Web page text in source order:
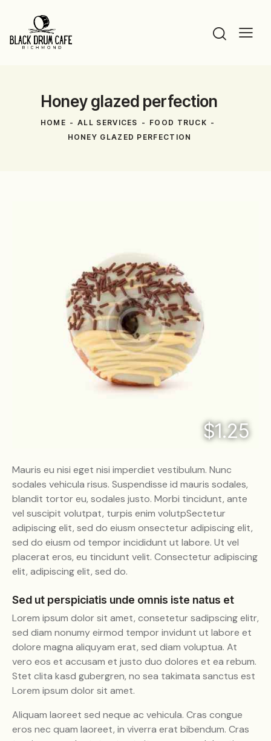
Honey glazed perfection
HOME ALL SERVICES
FOOD TRUCK
HONEY GLAZED PERFECTION
$1.25
Mauris eu nisi eget nisi imperdiet vestibulum. Nunc
sodales vehicula risus. Suspendisse id mauris sodales,
blandit tortor eu, sodales justo. Morbi tincidunt, ante
vel suscipit volutpat, turpis enim volutpSectetur
adipiscing elit, sed do eiusm onsectetur adipiscing elit,
sed do eiusm od tempor incididunt ut labore. Ut vel
placerat eros, eu tincidunt velit. Consectetur adipiscing
elit, adipiscing elit, sed do.
Sed ut perspiciatis unde omnis iste natus et
Lorem ipsum dolor sit amet, consetetur sadipscing elitr,
sed diam nonumy eirmod tempor invidunt ut labore et
dolore magna aliquyam erat, sed diam voluptua. At
vero eos et accusam et justo duo dolores et ea rebum.
Stet clita kasd gubergren, no sea takimata sanctus est
Lorem ipsum dolor sit amet.
Aliquam laoreet sed neque ac vehicula. Cras congue
eros nec quam laoreet, in viverra erat bibendum. Cras